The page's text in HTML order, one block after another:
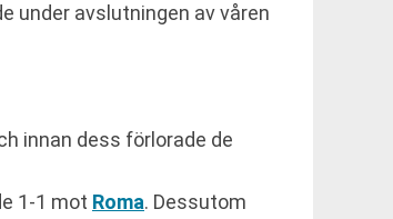
under avslutningen av våren
innan dess förlorade de
1-1 mot Roma. Dessutom